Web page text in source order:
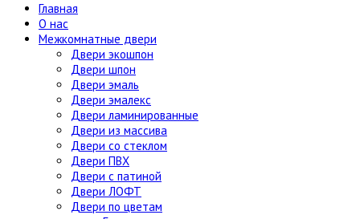
Главная
О нас
Межкомнатные двери
Двери экошпон
Двери шпон
Двери эмаль
Двери эмалекс
Двери ламинированные
Двери из массива
Двери со стеклом
Двери ПВХ
Двери с патиной
Двери ЛОФТ
Двери по цветам